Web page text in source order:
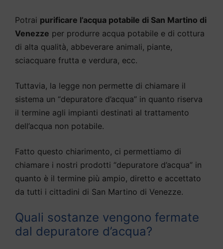
Potrai purificare l’acqua potabile di San Martino di
Venezze per produrre acqua potabile e di cottura
di alta qualità, abbeverare animali, piante,
sciacquare frutta e verdura, ecc.
Tuttavia, la legge non permette di chiamare il
sistema un “depuratore d’acqua” in quanto riserva
il termine agli impianti destinati al trattamento
dell’acqua non potabile.
Fatto questo chiarimento, ci permettiamo di
chiamare i nostri prodotti “depuratore d’acqua” in
quanto è il termine più ampio, diretto e accettato
da tutti i cittadini di San Martino di Venezze.
Quali sostanze vengono fermate
dal depuratore d’acqua?